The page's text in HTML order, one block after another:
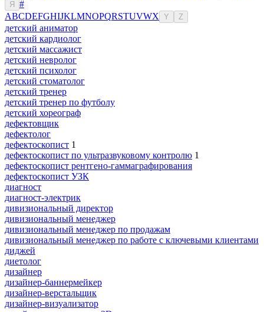
Я
#
ABCDEFGHIJKLMNOPQRSTUVWX Y Z
детский аниматор
детский кардиолог
детский массажист
детский невролог
детский психолог
детский стоматолог
детский тренер
детский тренер по футболу
детский хореограф
дефектовщик
дефектолог
дефектоскопист 1
дефектоскопист по ультразвуковому контролю 1
дефектоскопист рентгено-гаммаграфирования
дефектоскопист УЗК
диагност
диагност-электрик
дивизиональный директор
дивизиональный менеджер
дивизиональный менеджер по продажам
дивизиональный менеджер по работе с ключевыми клиентами
диджей
диетолог
дизайнер
дизайнер-баннермейкер
дизайнер-верстальщик
дизайнер-визуализатор